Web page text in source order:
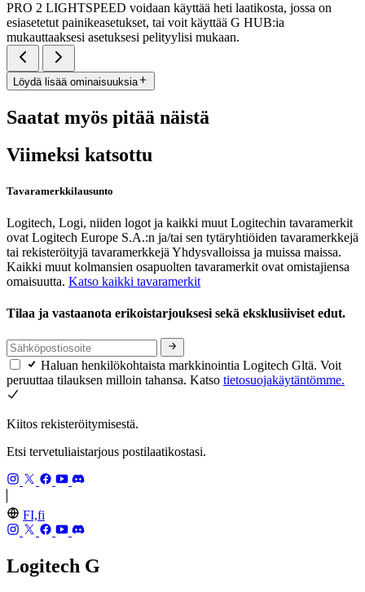
PRO 2 LIGHTSPEED voidaan käyttää heti laatikosta, jossa on
esiasetetut painikeasetukset, tai voit käyttää G HUB:ia
mukauttaaksesi asetuksesi pelityylisi mukaan.
Löydä lisää ominaisuuksia
Saatat myös pitää näistä
Viimeksi katsottu
Tavaramerkkilausunto
Logitech, Logi, niiden logot ja kaikki muut Logitechin tavaramerkit
ovat Logitech Europe S.A.:n ja/tai sen tytäryhtiöiden tavaramerkkejä
tai rekisteröityjä tavaramerkkejä Yhdysvalloissa ja muissa maissa.
Kaikki muut kolmansien osapuolten tavaramerkit ovat omistajiensa
omaisuutta. Katso kaikki tavaramerkit
Tilaa ja vastaanota erikoistarjouksesi sekä eksklusiiviset edut.
Haluan henkilökohtaista markkinointia Logitech Gltä. Voit
peruuttaa tilauksen milloin tahansa. Katso tietosuojakäytäntömme.
Kiitos rekisteröitymisestä.
Etsi tervetuliaistarjous postilaatikostasi.
FI,fi
Logitech G